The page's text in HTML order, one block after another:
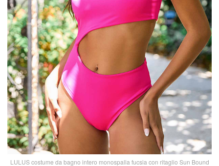
LULUS costume da bagno intero monospalla fucsia con ritaglio Sun Bound